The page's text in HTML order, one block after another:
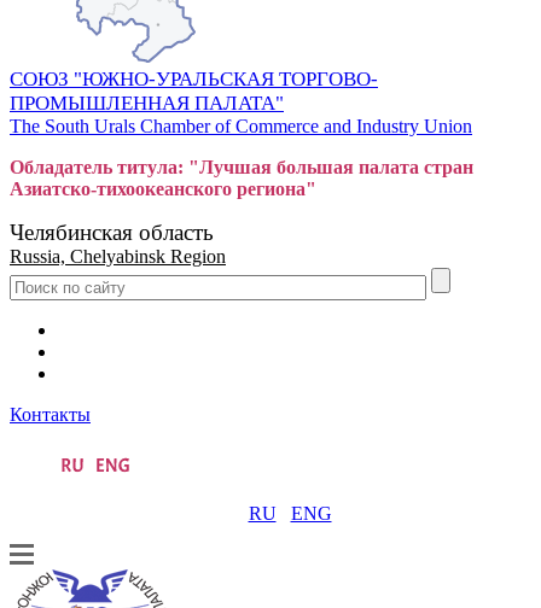
СОЮЗ "ЮЖНО-УРАЛЬСКАЯ ТОРГОВО-
ПРОМЫШЛЕННАЯ ПАЛАТА"
The South Urals Chamber of Commerce and Industry Union
Обладатель титула: "Лучшая большая палата стран
Азиатско-тихоокеанского региона"
Челябинская область
Russia, Chelyabinsk Region
Контакты
RU ENG